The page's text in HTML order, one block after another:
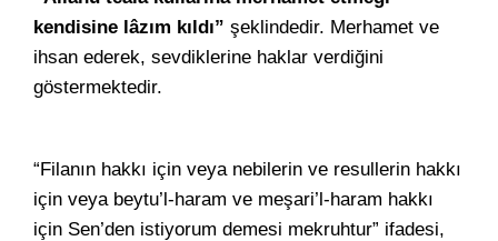
kendisine lâzım kıldı” şeklindedir. Merhamet ve
ihsan ederek, sevdiklerine haklar verdiğini
göstermektedir.
“Filanın hakkı için veya nebilerin ve resullerin hakkı
için veya beytu’l-haram ve meşari’l-haram hakkı
için Sen’den istiyorum demesi mekruhtur” ifadesi,